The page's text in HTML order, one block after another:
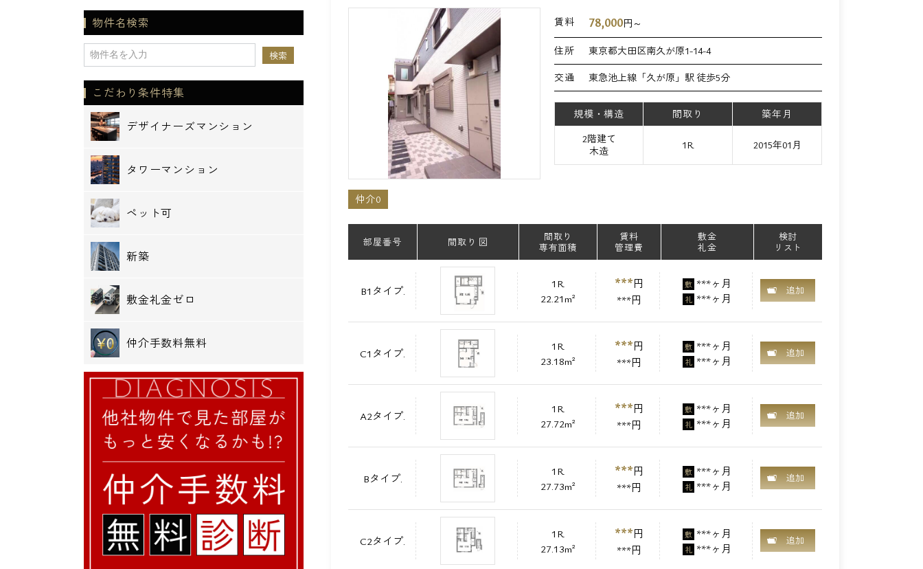
賃料 78,000円～
住所 東京都大田区南久が原1-14-4
交通 東急池上線「久が原」駅 徒歩5分
規模・構造 間取り
築年月
2階建て
木造
1R 2015年01月
仲介0
部屋番号 間取り 図
間取り
専有面積
賃料
管理費
敷金
礼金
検討
リスト
B1タイプ.
1R
22.21m²
***円
***円
敷 ***ヶ月
礼 ***ヶ月
追加
C1タイプ.
1R
23.18m²
***円
***円
敷 ***ヶ月
礼 ***ヶ月
追加
A2タイプ.
1R
27.72m²
***円
***円
敷 ***ヶ月
礼 ***ヶ月
追加
Bタイプ.
1R
27.73m²
***円
***円
敷 ***ヶ月
礼 ***ヶ月
追加
C2タイプ.
1R
27.13m²
***円
***円
敷 ***ヶ月
礼 ***ヶ月
追加
物件名検索
こだわり条件特集
デザイナーズマンション
タワーマンション
ペット可
新築
敷金礼金ゼロ
仲介手数料無料